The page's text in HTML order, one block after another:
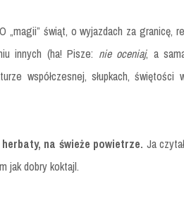
„magii” świąt, o wyjazdach za granicę,
innych (ha! Pisze: nie oceniaj, a
współczesnej, słupkach,
na świeże powietrze. Ja
jak dobry koktajl.